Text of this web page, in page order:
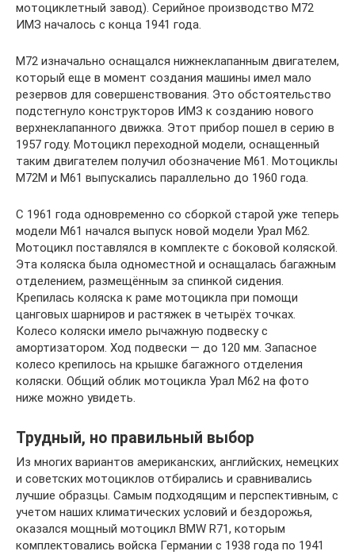
мотоциклетный завод). Серийное производство М72
ИМЗ началось с конца 1941 года.
М72 изначально оснащался нижнеклапанным двигателем,
который еще в момент создания машины имел мало
резервов для совершенствования. Это обстоятельство
подстегнуло конструкторов ИМЗ к созданию нового
верхнеклапанного движка. Этот прибор пошел в серию в
1957 году. Мотоцикл переходной модели, оснащенный
таким двигателем получил обозначение М61. Мотоциклы
М72М и М61 выпускались параллельно до 1960 года.
С 1961 года одновременно со сборкой старой уже теперь
модели М61 начался выпуск новой модели Урал М62.
Мотоцикл поставлялся в комплекте с боковой коляской.
Эта коляска была одноместной и оснащалась багажным
отделением, размещённым за спинкой сидения.
Крепилась коляска к раме мотоцикла при помощи
цанговых шарниров и растяжек в четырёх точках.
Колесо коляски имело рычажную подвеску с
амортизатором. Ход подвески — до 120 мм. Запасное
колесо крепилось на крышке багажного отделения
коляски. Общий облик мотоцикла Урал М62 на фото
ниже можно увидеть.
Трудный, но правильный выбор
Из многих вариантов американских, английских, немецких
и советских мотоциклов отбирались и сравнивались
лучшие образцы. Самым подходящим и перспективным, с
учетом наших климатических условий и бездорожья,
оказался мощный мотоцикл BMW R71, которым
комплектовались войска Германии с 1938 года по 1941